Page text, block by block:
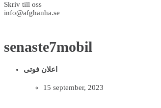
Skriv till oss
info@afghanha.se
senaste7mobil
اعلان فوتی
15 september, 2023